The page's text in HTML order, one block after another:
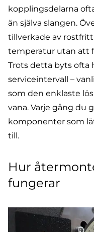
kopplingsdelarna
än själva slangen.
tillverkade av
temperatur utan att
Trots detta byts ofta
serviceintervall –
som den enklaste
vana. Varje gång du
komponenter som
till.
Hur
fungerar